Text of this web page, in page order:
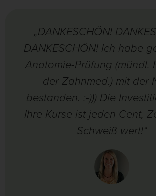
„DANKESCHÖN!
DANKESCHÖN! Ich habe
Anatomie-Prüfung (mündl.
der Zahnmed.) mit der
bestanden. :-))) Die
Ihre Kurse ist jeden Cent,
Schweiß wert!“